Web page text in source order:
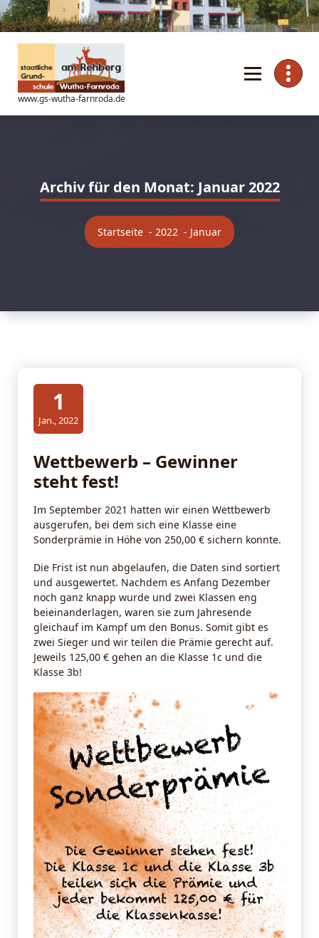
Zum
Inhalt
springen
www.gs-wutha-farnroda.de
Archiv für den Monat: Januar 2022
Startseite - 2022 - Januar
1
Jan., 2022
Wettbewerb – Gewinner
steht fest!
Im September 2021 hatten wir einen Wettbewerb
ausgerufen, bei dem sich eine Klasse eine
Sonderprämie in Höhe von 250,00 € sichern konnte.
Die Frist ist nun abgelaufen, die Daten sind sortiert
und ausgewertet. Nachdem es Anfang Dezember
noch ganz knapp wurde und zwei Klassen eng
beieinanderlagen, waren sie zum Jahresende
gleichauf im Kampf um den Bonus. Somit gibt es
zwei Sieger und wir teilen die Prämie gerecht auf.
Jeweils 125,00 € gehen an die Klasse 1c und die
Klasse 3b!